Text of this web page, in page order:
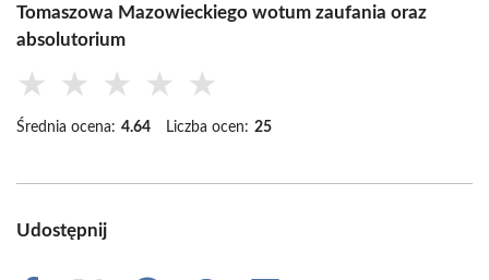
Tomaszowa Mazowieckiego wotum zaufania oraz
absolutorium
★ ★ ★ ★ ★
Średnia ocena: 4.64 Liczba ocen: 25
Udostępnij